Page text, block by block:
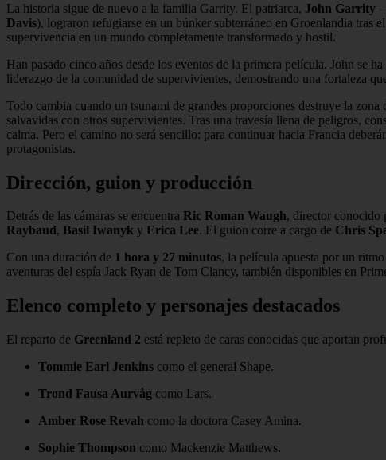
La historia sigue de nuevo a la familia Garrity. El patriarca, John Garrity
Davis), lograron refugiarse en un búnker subterráneo en Groenlandia tras
supervivencia en un mundo completamente transformado y hostil.
Han pasado cinco años desde los eventos de la primera película. John se
liderazgo de la comunidad de supervivientes, demostrando una fortaleza
Todo cambia cuando un tsunami de grandes proporciones destruye la
salvavidas con otros supervivientes. Tras una travesía llena de peligros,
calma. Pero el camino no será sencillo: para continuar hacia Francia
protagonistas.
Dirección, guion y producción
Detrás de las cámaras se encuentra Ric Roman Waugh, director conocido
Raybaud, Basil Iwanyk y Erica Lee. El guion corre a cargo de Chris
Con una duración de 1 hora y 27 minutos, la película apuesta por un
aventuras del espía Jack Ryan de Tom Clancy, también disponibles en
Elenco completo y personajes destacados
El reparto de Greenland 2 está repleto de caras conocidas que aportan
Tommie Earl Jenkins como el general Shape.
Trond Fausa Aurvåg como Lars.
Amber Rose Revah como la doctora Casey Amina.
Sophie Thompson como Mackenzie Matthews.